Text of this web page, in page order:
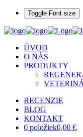
Toggle Font size
ÚVOD
O NÁS
PRODUKTY
RECENZIE
BLOG
KONTAKT
0 položiek0,00 €